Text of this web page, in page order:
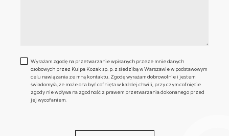
Wyrażam zgodę na przetwarzanie wpisanych przeze mnie danych
osobowych przez Kulpa Kozak sp. p. z siedzibą w Warszawie w podstawowym
celu nawiązania ze mną kontaktu. Zgodę wyrażam dobrowolnie i jestem
świadomy/a, że może ona być cofnięta w każdej chwili, przy czym cofnięcie
zgody nie wpływa na zgodność z prawem przetwarzania dokonanego przed
jej wycofaniem.